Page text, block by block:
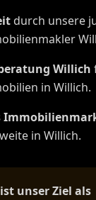
durch unsere
Willich
in Willich.
in Willich.
unser Ziel als